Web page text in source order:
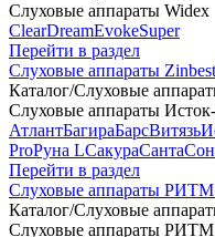
Слуховые аппараты Widex
ClearDreamEvokeSuper
Перейти в раздел
Слуховые аппараты Zinbest
Каталог/Слуховые
Слуховые аппараты
АтлантБагираБарсВитязь
ProРуна LСакураСанта
Перейти в раздел
Слуховые аппараты
Каталог/Слуховые
Слуховые аппараты